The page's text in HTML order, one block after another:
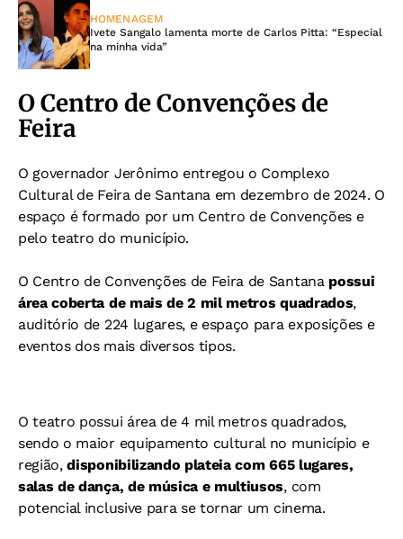
HOMENAGEM
Ivete Sangalo lamenta morte de Carlos Pitta: “Especial
na minha vida”
O Centro de Convenções de
Feira
O governador Jerônimo entregou o Complexo
Cultural de Feira de Santana em dezembro de 2024. O
espaço é formado por um Centro de Convenções e
pelo teatro do município.
O Centro de Convenções de Feira de Santanapossui
área coberta de mais de 2 mil metros quadrados,
auditório de 224 lugares, e espaço para exposições e
eventos dos mais diversos tipos.
O teatro possui área de 4 mil metros quadrados,
sendo o maior equipamento cultural no município e
região,disponibilizando plateia com 665 lugares,
salas de dança, de música e multiusos, com
potencial inclusive para se tornar um cinema.